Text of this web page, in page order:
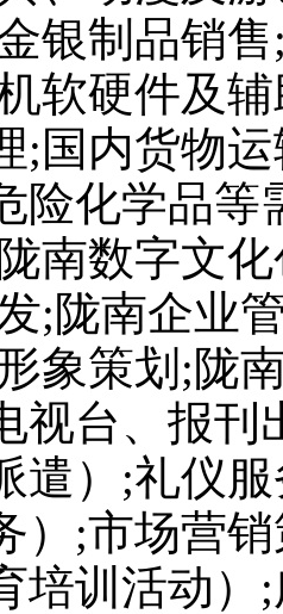
银制品销
软硬件及
;国内货物
险化学品
南数字文
;陇南企业
象策划;陇
视台、报
遣）;礼仪
）;市场营
培训活动）